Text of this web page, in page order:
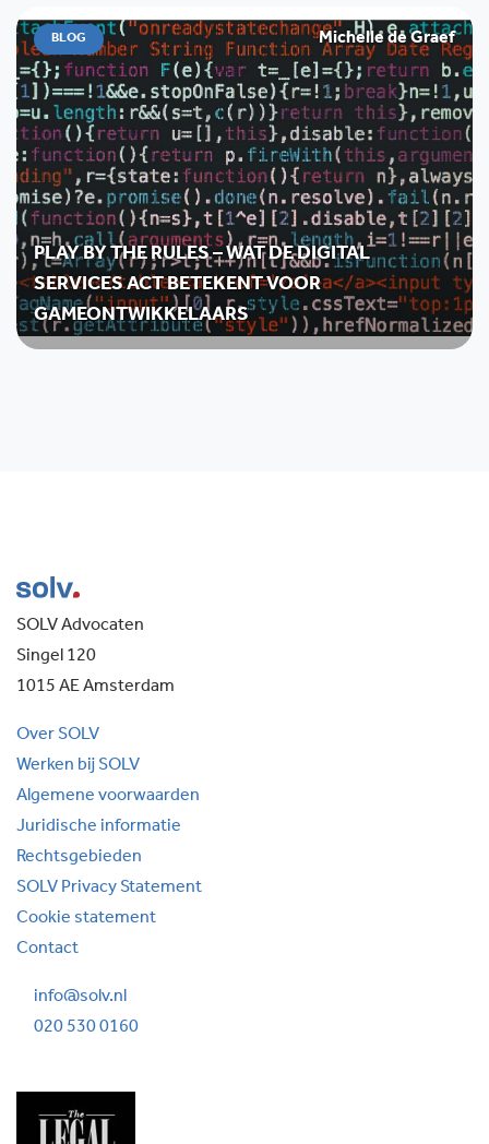
BLOG Michelle de Graef
PLAY BY THE RULES – WAT DE DIGITAL
SERVICES ACT BETEKENT VOOR
GAMEONTWIKKELAARS
SOLV Advocaten
Singel 120
1015 AE Amsterdam
Over SOLV
Werken bij SOLV
Algemene voorwaarden
Juridische informatie
Rechtsgebieden
SOLV Privacy Statement
Cookie statement
Contact
info@solv.nl
020 530 0160